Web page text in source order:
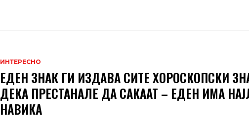
ИНТЕРЕСНО
ЕДЕН ЗНАК ГИ ИЗДАВА СИТЕ ХОРОСКОПСКИ
ДЕКА ПРЕСТАНАЛЕ ДА САКААТ – ЕДЕН ИМА
НАВИКА